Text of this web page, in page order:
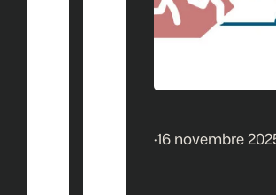
·16 novembre